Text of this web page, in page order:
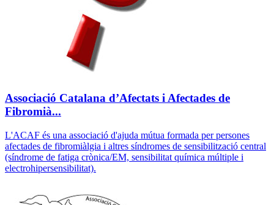
Associació Catalana d’Afectats i Afectades de
Fibromià...
L'ACAF és una associació d'ajuda mútua formada per persones
afectades de fibromiàlgia i altres síndromes de sensibilització central
(síndrome de fatiga crònica/EM, sensibilitat química múltiple i
electrohipersensibilitat).